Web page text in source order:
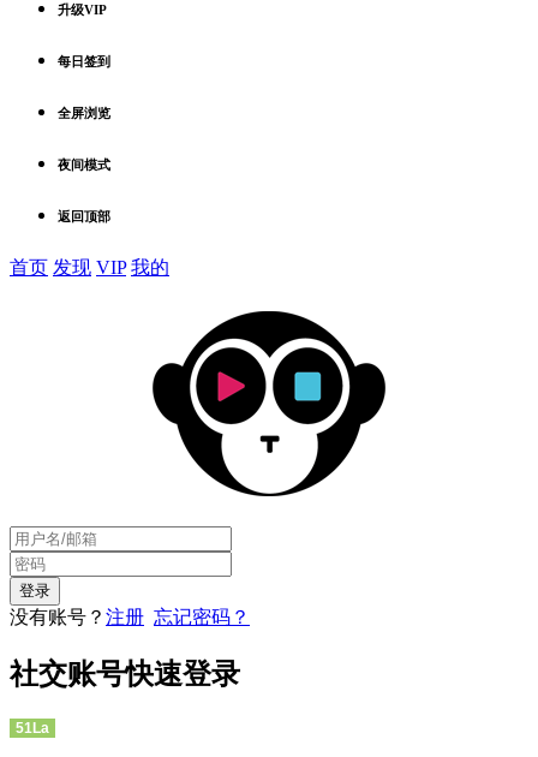
升级VIP
每日签到
全屏浏览
夜间模式
返回顶部
首页 发现 VIP 我的
没有账号？ 注册 忘记密码？
社交账号快速登录
51La